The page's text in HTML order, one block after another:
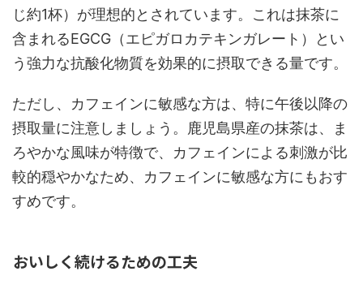
じ約1杯）が理想的とされています。これは抹茶に
含まれるEGCG（エピガロカテキンガレート）とい
う強力な抗酸化物質を効果的に摂取できる量です。
ただし、カフェインに敏感な方は、特に午後以降の
摂取量に注意しましょう。鹿児島県産の抹茶は、ま
ろやかな風味が特徴で、カフェインによる刺激が比
較的穏やかなため、カフェインに敏感な方にもおす
すめです。
おいしく続けるための工夫